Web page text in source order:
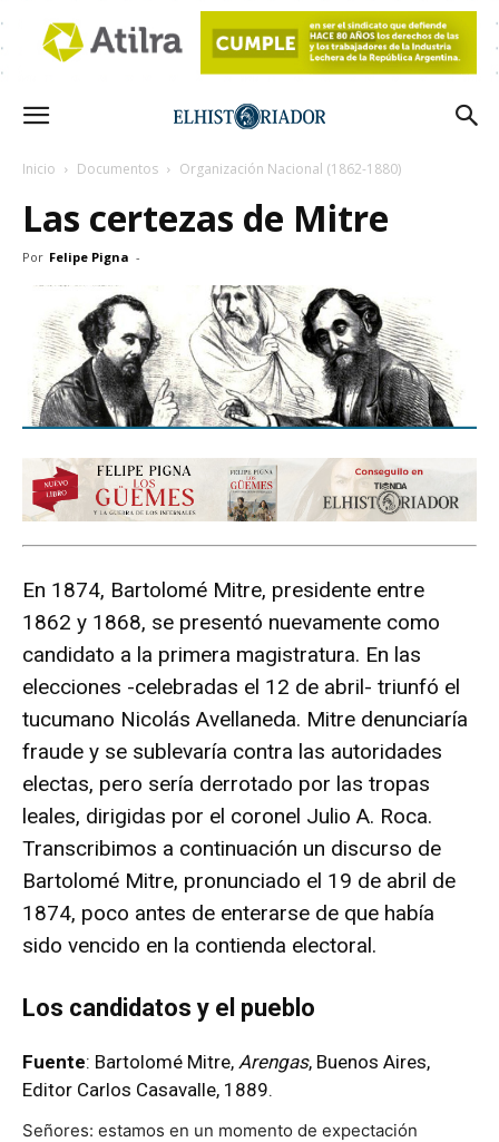
Inicio Documentos Organización Nacional (1862-1880)
Las certezas de Mitre
Por Felipe Pigna -
En 1874, Bartolomé Mitre, presidente entre
1862 y 1868, se presentó nuevamente como
candidato a la primera magistratura. En las
elecciones -celebradas el 12 de abril- triunfó el
tucumano Nicolás Avellaneda. Mitre denunciaría
fraude y se sublevaría contra las autoridades
electas, pero sería derrotado por las tropas
leales, dirigidas por el coronel Julio A. Roca.
Transcribimos a continuación un discurso de
Bartolomé Mitre, pronunciado el 19 de abril de
1874, poco antes de enterarse de que había
sido vencido en la contienda electoral.
Los candidatos y el pueblo
Fuente: Bartolomé Mitre, Arengas, Buenos Aires,
Editor Carlos Casavalle, 1889.
Señores: estamos en un momento de expectación